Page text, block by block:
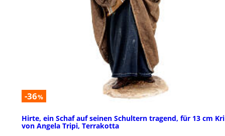
-36%
Hirte, ein Schaf auf seinen Schultern tragend, für 13 cm
von Angela Tripi, Terrakotta